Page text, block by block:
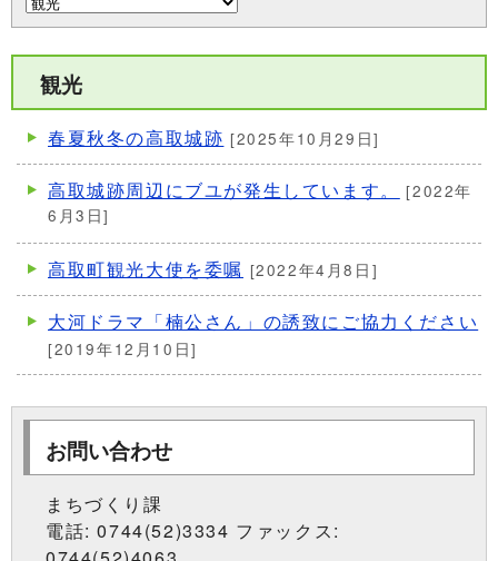
観光
春夏秋冬の高取城跡 [2025年10月29日]
高取城跡周辺にブユが発生しています。 [2022年
6月3日]
高取町観光大使を委嘱 [2022年4月8日]
大河ドラマ「楠公さん」の誘致にご協力ください
[2019年12月10日]
お問い合わせ
まちづくり課
電話: 0744(52)3334 ファックス: